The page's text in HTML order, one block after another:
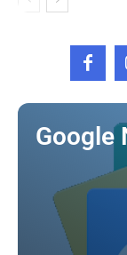
Google